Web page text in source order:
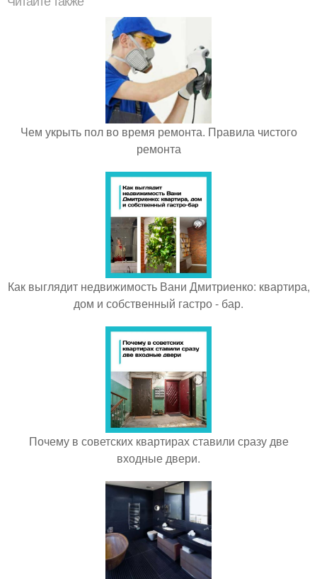
Чем укрыть пол во время ремонта. Правила чистого
ремонта
Как выглядит недвижимость Вани Дмитриенко: квартира,
дом и собственный гастро - бар.
Почему в советских квартирах ставили сразу две
входные двери.